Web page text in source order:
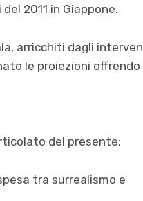
2011 in Giappone.
arricchiti dagli
le proiezioni offrendo
del presente:
tra surrealismo e